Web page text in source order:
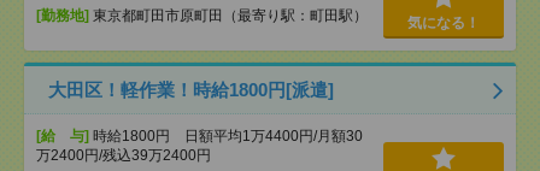
[勤務地] 東京都町田市原町田（最寄り駅：町田駅） 気になる！
大田区！軽作業！時給1800円[派遣]
[給 与] 時給1800円 日額平均1万4400円/月額30
万2400円/残込39万2400円